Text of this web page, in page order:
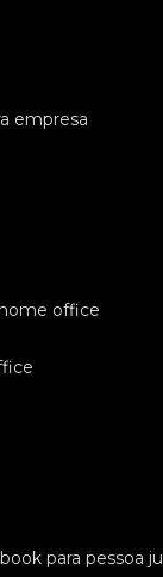
empresa
office
para pessoa